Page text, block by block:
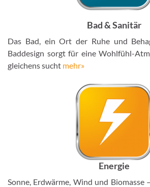
Bad & Sanitär
Das Bad, ein Ort der Ruhe und
Baddesign sorgt für eine Wohlfühl-
gleichens sucht mehr»
Energie
Sonne, Erdwärme, Wind und Biomasse